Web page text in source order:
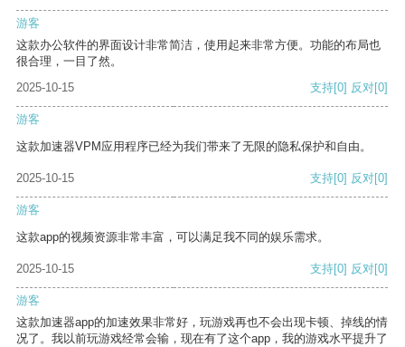
游客
这款办公软件的界面设计非常简洁，使用起来非常方便。功能的布局也
很合理，一目了然。
2025-10-15
支持[0] 反对[0]
游客
这款加速器VPM应用程序已经为我们带来了无限的隐私保护和自由。
2025-10-15 支持[0] 反对[0]
游客
这款app的视频资源非常丰富，可以满足我不同的娱乐需求。
2025-10-15 支持[0] 反对[0]
游客
这款加速器app的加速效果非常好，玩游戏再也不会出现卡顿、掉线的情
况了。我以前玩游戏经常会输，现在有了这个app，我的游戏水平提升了